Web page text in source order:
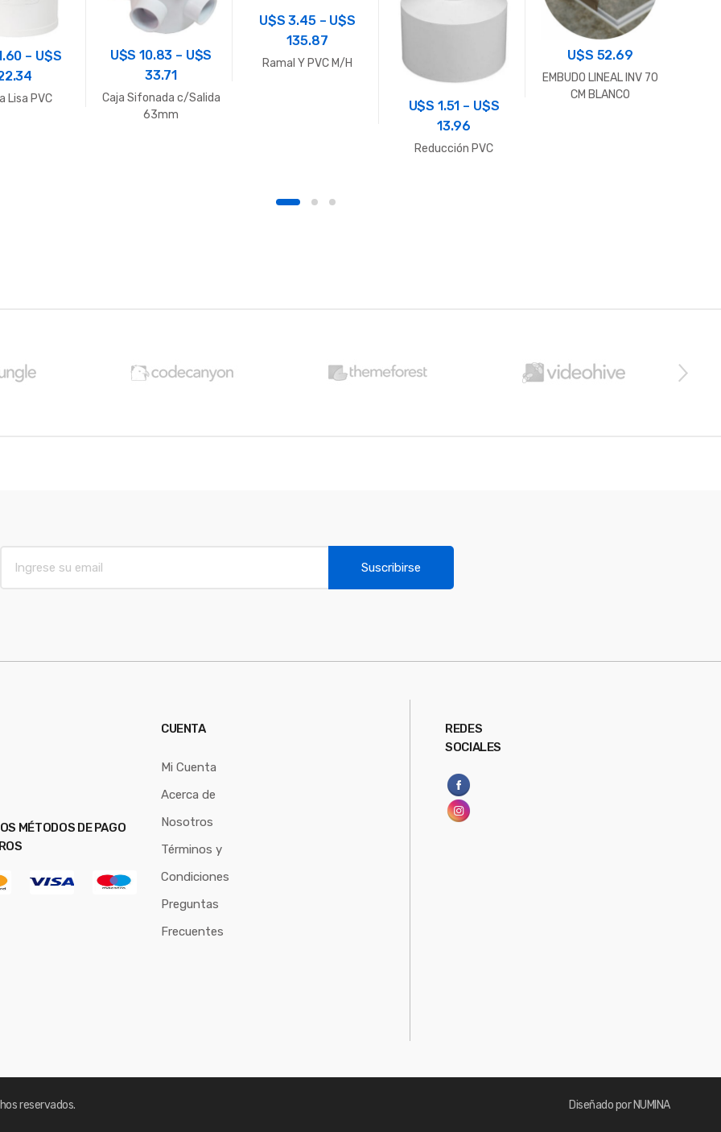
– U$S
Lisa PVC
U$S10.83 – U$S
33.71
Caja Sifonada c/Salida
63mm
U$S3.45– U$S
135.87
Ramal Y PVC M/H
U$S 1.51 – U$S
13.96
Reducción PVC
U$S 52.69
EMBUDO LINEAL INV 70
CM BLANCO
Suscribirse
MÉTODOS DE PAGO
CUENTA
Mi Cuenta
Acerca de
Nosotros
Términos y
Condiciones
Preguntas
Frecuentes
REDES
SOCIALES
reservados. Diseñado por NUMINA